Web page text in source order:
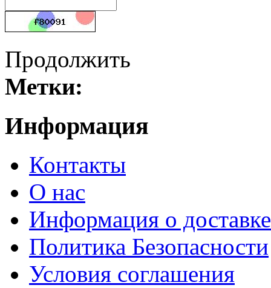
Продолжить
Метки:
Информация
Контакты
О нас
Информация о доставке
Политика Безопасности
Условия соглашения